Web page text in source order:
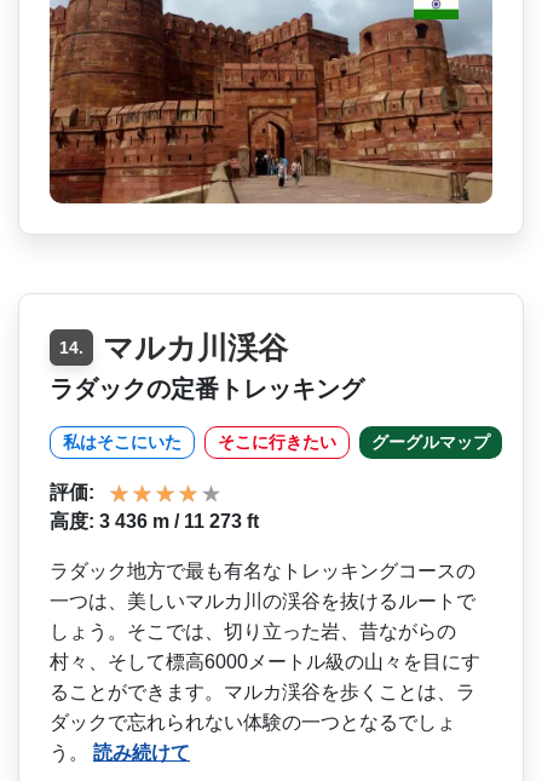
14. マルカ川渓谷
ラダックの定番トレッキング
私はそこにいた そこに行きたい グーグルマップ
評価:
高度: 3 436 m / 11 273 ft
ラダック地方で最も有名なト­レッキングコースの
一つは、美しいマルカ川の渓谷を­抜けるルートで
しょう。そこでは、切り立った岩、昔­ながらの
村々、そして標高6000メートル級の山々­を目にす
ることができます。マルカ渓谷を歩くことは­、ラ
ダックで忘れられない体験の一つとなるでしょ
う。 読み続けて